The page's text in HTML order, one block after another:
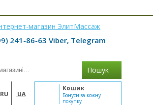
241-86-63 Viber, Telegram
Пошук
RU UA
Кошик
Бонуси за кожну
покупку